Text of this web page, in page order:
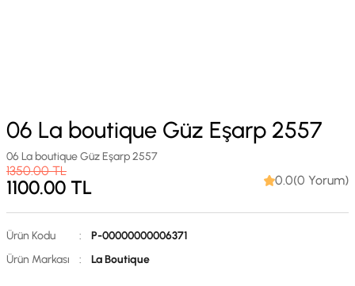
06 La boutique Güz Eşarp 2557
06 La boutique Güz Eşarp 2557
1350.00TL
1100.00 TL 0.0(0 Yorum)
Ürün Kodu :
P-00000000006371
Ürün Markası
: La Boutique